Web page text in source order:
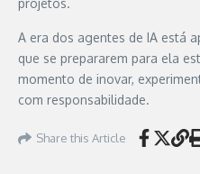
projetos.
A era dos agentes de IA está
que se prepararem para ela
momento de inovar,
com responsabilidade.
Share this Article